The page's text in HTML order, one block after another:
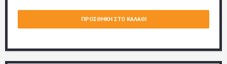
ΠΡΟΣΘΉΚΗ ΣΤΟ ΚΑΛΆΘΙ